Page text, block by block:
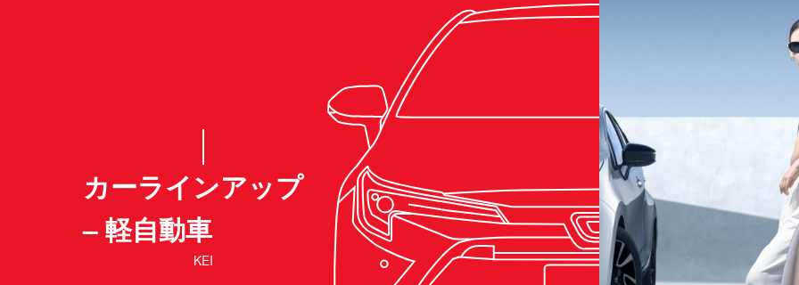
カーラインアップ
– 軽自動車
KEI